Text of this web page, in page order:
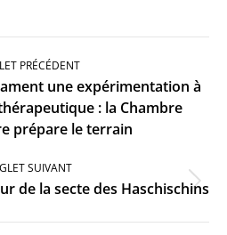
PRÉCÉDENT
Onglet
précédent
une expérimentation à
: la Chambre
prépare le terrain
SUIVANT
Onglet
de la secte des Haschischins